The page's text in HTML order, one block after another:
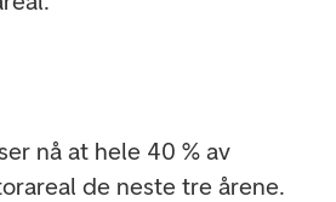
nå at hele 40 % av
de neste tre årene.